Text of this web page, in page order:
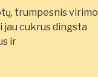
trumpesnis virimo
jau cukrus dingsta
ir